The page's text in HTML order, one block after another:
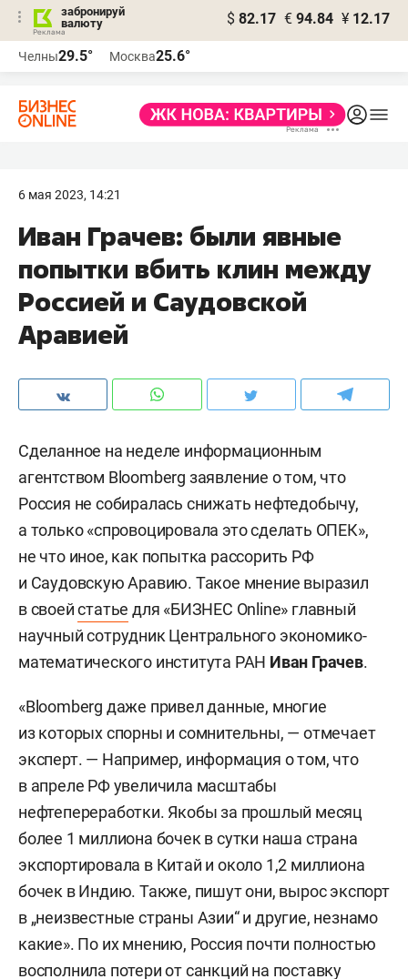
забронируй
валюту
$ 82.17 € 94.84 ¥ 12.17
Челны29.5° Москва25.6°
6 мая 2023, 14:21
Иван Грачев: были явные
попытки вбить клин между
Россией и Саудовской
Аравией
Сделанное на неделе информационным
агентством Bloomberg заявление о том, что
Россия не собиралась снижать нефтедобычу,
а только «спровоцировала это сделать ОПЕК»,
не что иное, как попытка рассорить РФ
и Саудовскую Аравию. Такое мнение выразил
в своейстатье для «БИЗНЕС Onlinе» главный
научный сотрудник Центрального экономико-
математического института РАН Иван Грачев.
«Bloomberg даже привел данные, многие
из которых cпорны и сомнительны, — отмечает
эксперт. — Например, информация о том, что
в апреле РФ увеличила масштабы
нефтепереработки. Якобы за прошлый месяц
более 1 миллиона бочек в сутки наша страна
экспортировала в Китай и около 1,2 миллиона
бочек в Индию. Также, пишут они, вырос экспорт
в „неизвестные страны Азии“ и другие, незнамо
какие». По их мнению, Россия почти полностью
восполнила потери от санкций на поставку